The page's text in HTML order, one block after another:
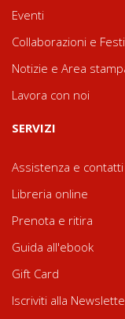
Eventi
Collaborazioni e
Notizie e Area
Lavora con noi
SERVIZI
Assistenza e contatti
Libreria online
Prenota e ritira
Guida all'ebook
Gift Card
Iscriviti alla